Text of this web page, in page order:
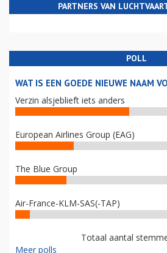
PARTNERS VAN
POLL
WAT IS EEN GOEDE NIEUWE NAAM
Verzin alsjeblieft iets anders
European Airlines Group (EAG)
The Blue Group
Air-France-KLM-SAS(-TAP)
Totaal aantal
Meer polls